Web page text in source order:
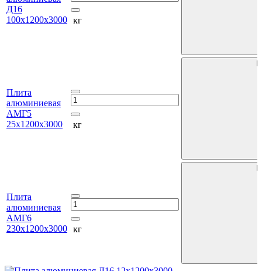
Д16
100х1200х3000 кг
Плита
алюминиевая
АМГ5
25х1200х3000
кг
Плита
алюминиевая
АМГ6
230х1200х3000 кг